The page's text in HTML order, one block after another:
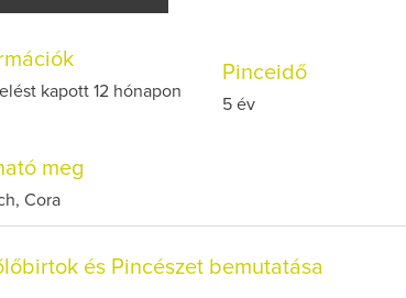
kapott 12 hónapon
Pinceidő
5 év
meg
Cora
és Pincészet bemutatása